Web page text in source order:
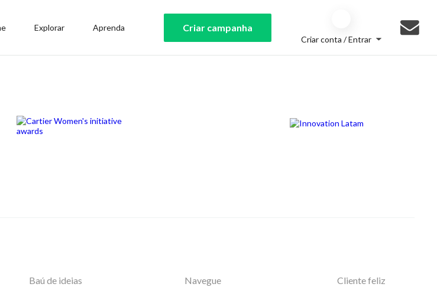
Explorar Aprenda Criar campanha
Criar conta / Entrar
Baú de ideias Navegue Cliente feliz